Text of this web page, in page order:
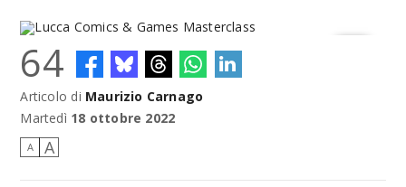
Lucca Comics & Games Masterclass
64
Articolo di Maurizio Carnago
Martedì 18 ottobre 2022
A A